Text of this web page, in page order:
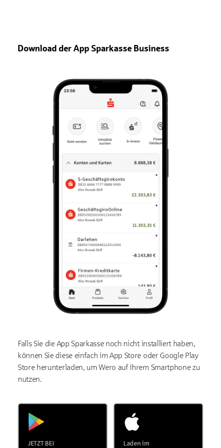
Download der App Sparkasse Business
Falls Sie die App Sparkasse noch nicht installiert haben,
können Sie diese einfach im App Store oder Google Play
Store herunterladen, um Wero auf Ihrem Smartphone zu
nutzen.
JETZT BEI Laden im